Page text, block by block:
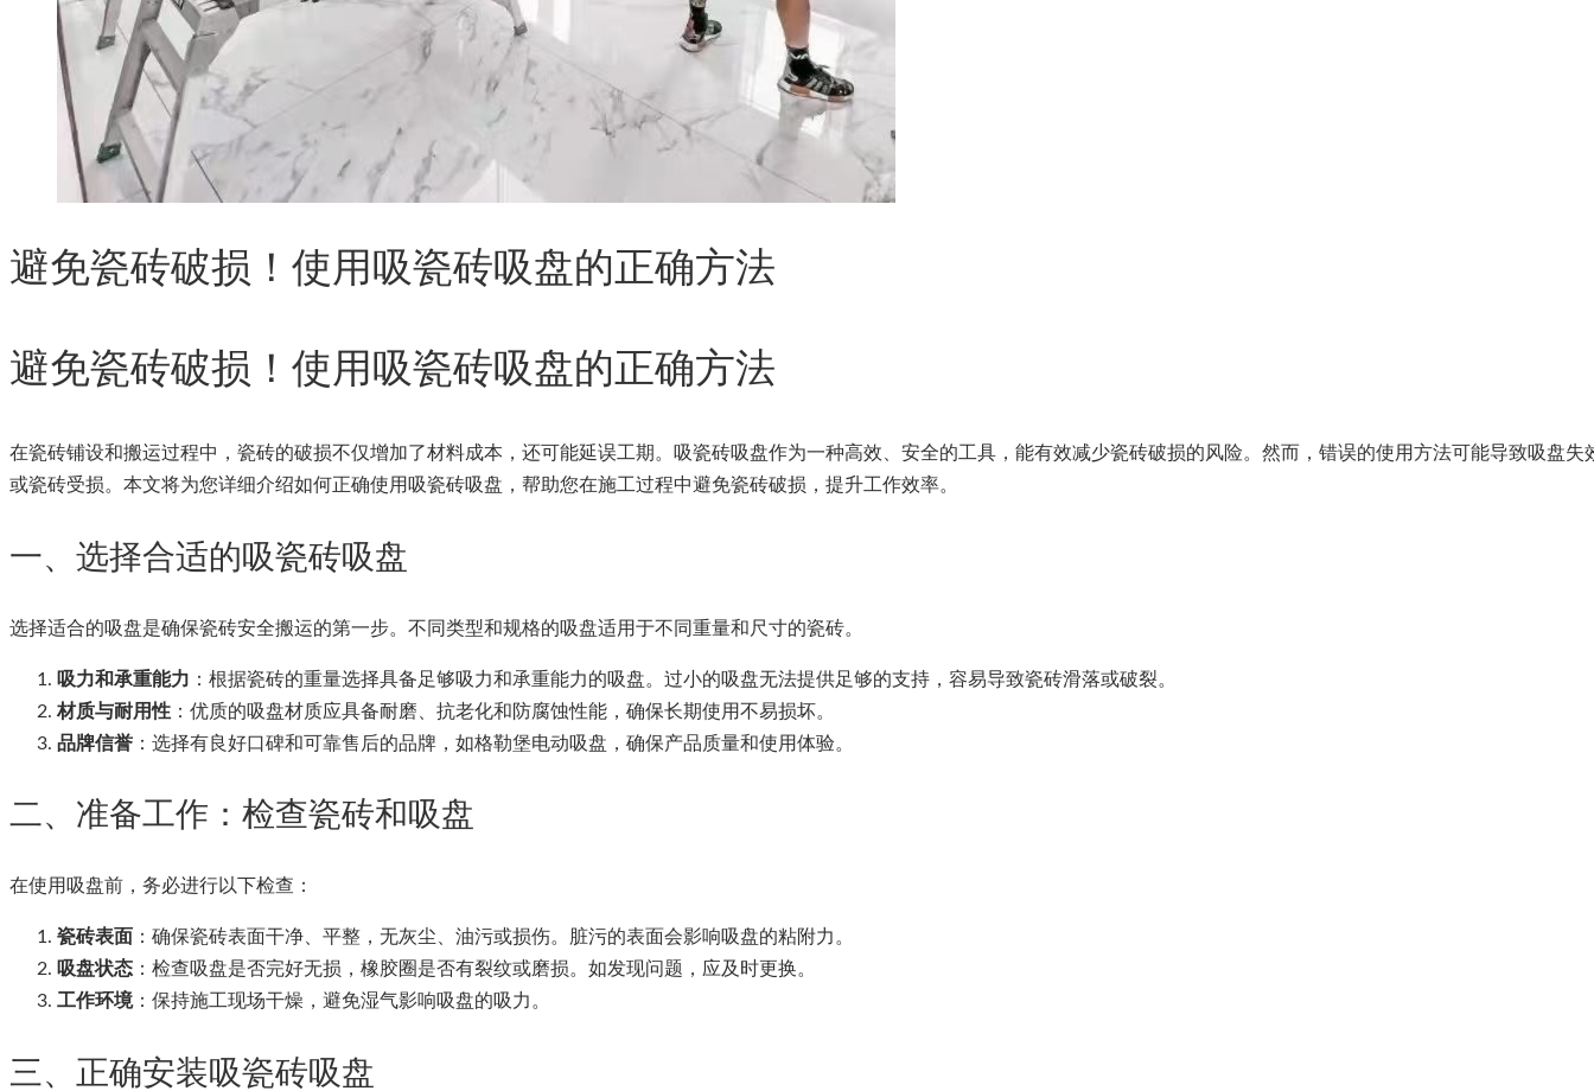
避免瓷砖破损！使用吸瓷砖吸盘的正确方法
避免瓷砖破损！使用吸瓷砖吸盘的正确方法
在瓷砖铺设和搬运过程中，瓷砖的破损不仅增加了材料成本，还可能延误工期。吸瓷砖吸盘作为一种高效、安全的工具，能有效减少瓷砖破损的风险。然而，错误的使用方法可能导致吸盘失
或瓷砖受损。本文将为您详细介绍如何正确使用吸瓷砖吸盘，帮助您在施工过程中避免瓷砖破损，提升工作效率。
一、选择合适的吸瓷砖吸盘
选择适合的吸盘是确保瓷砖安全搬运的第一步。不同类型和规格的吸盘适用于不同重量和尺寸的瓷砖。
吸力和承重能力 ：根据瓷砖的重量选择具备足够吸力和承重能力的吸盘。过小的吸盘无法提供足够的支持，容易导致瓷砖滑落或破裂。
材质与耐用性 ：优质的吸盘材质应具备耐磨、抗老化和防腐蚀性能，确保长期使用不易损坏。
品牌信誉 ：选择有良好口碑和可靠售后的品牌，如格勒堡电动吸盘，确保产品质量和使用体验。
二、准备工作：检查瓷砖和吸盘
在使用吸盘前，务必进行以下检查：
瓷砖表面 ：确保瓷砖表面干净、平整，无灰尘、油污或损伤。脏污的表面会影响吸盘的粘附力。
吸盘状态 ：检查吸盘是否完好无损，橡胶圈是否有裂纹或磨损。如发现问题，应及时更换。
工作环境：保持施工现场干燥，避免湿气影响吸盘的吸力。
三、正确安装吸瓷砖吸盘